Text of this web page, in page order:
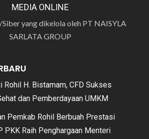
MEDIA ONLINE
yang dikelola oleh PT NAISYLA
SARLATA GROUP
Rohil H. Bistamam, CFD Sukses
dan Pemberdayaan UMKM
Pemkab Rohil Berbuah Prestasi
PKK Raih Penghargaan Menteri